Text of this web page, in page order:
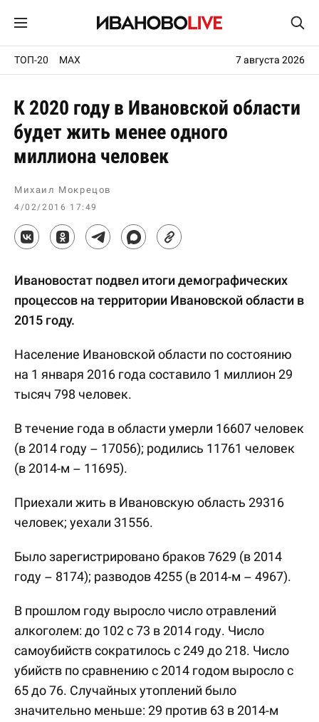
ТОП-20 MAX 7 августа 2026
К 2020 году в Ивановской области
будет жить менее одного
миллиона человек
Михаил Мокрецов
4/02/2016 17:49
Ивановостат подвел итоги демографических
процессов на территории Ивановской области в
2015 году.
Население Ивановской области по состоянию
на 1 января 2016 года составило 1 миллион 29
тысяч 798 человек.
В течение года в области умерли 16607 человек
(в 2014 году – 17056); родились 11761 человек
(в 2014-м – 11695).
Приехали жить в Ивановскую область 29316
человек; уехали 31556.
Было зарегистрировано браков 7629 (в 2014
году – 8174); разводов 4255 (в 2014-м – 4967).
В прошлом году выросло число отравлений
алкоголем: до 102 с 73 в 2014 году. Число
самоубийств сократилось с 249 до 218. Число
убийств по сравнению с 2014 годом выросло с
65 до 76. Случайных утоплений было
значительно меньше: 29 против 63 в 2014-м